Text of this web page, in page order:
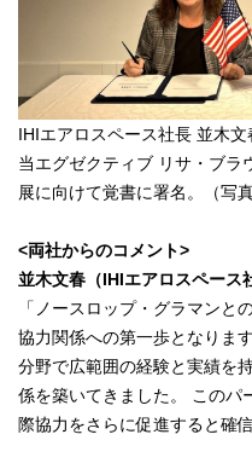
IHIエアロスペース社長 並木
当エグゼクティブ リサ・ブラ
展に向けて覚書に署名。（写
<両社からのコメント>
並木文春（IHIエアロスペース
「ノースロップ・グラマンと
協力関係への第一歩となりま
分野で広範囲の経験と実績を
係を築いてきました。 このパ
際協力をさらに促進すると確